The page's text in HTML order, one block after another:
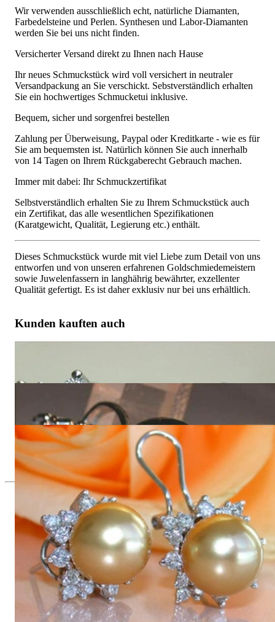
Wir verwenden ausschließlich echt, natürliche Diamanten,
Farbedelsteine und Perlen. Synthesen und Labor-Diamanten
werden Sie bei uns nicht finden.
Versicherter Versand direkt zu Ihnen nach Hause
Ihr neues Schmuckstück wird voll versichert in neutraler
Versandpackung an Sie verschickt. Sebstverständlich erhalten
Sie ein hochwertiges Schmucketui inklusive.
Bequem, sicher und sorgenfrei bestellen
Zahlung per Überweisung, Paypal oder Kreditkarte - wie es für
Sie am bequemsten ist. Natürlich können Sie auch innerhalb
von 14 Tagen on Ihrem Rückgaberecht Gebrauch machen.
Immer mit dabei: Ihr Schmuckzertifikat
Selbstverständlich erhalten Sie zu Ihrem Schmuckstück auch
ein Zertifikat, das alle wesentlichen Spezifikationen
(Karatgewicht, Qualität, Legierung etc.) enthält.
Dieses Schmuckstück wurde mit viel Liebe zum Detail von uns
entworfen und von unseren erfahrenen Goldschmiedemeistern
sowie Juwelenfassern in langhährig bewährter, exzellenter
Qualität gefertigt. Es ist daher exklusiv nur bei uns erhältlich.
Kunden kauften auch
Eleganter Tahitiperle Brillanten Anhänger im Stern Design
3.720,00 €
Bildschöne goldene Südseeperlen Ohrstecker im Stern Design
8.980,00 €
Exklusiver Schmuck, Leidenschaft für
das Außergewöhnliche
Hochwertiger Schmuck ist vor allem eine Frage des
Vertrauens. Zugleich sollte er so einzigartig sein wie die Frau,
die ihn trägt. Schmuck „von der Stange“ werden Sie daher bei
uns ebenso wenig finden wie Hotlines mit langen
Warteschleifen.